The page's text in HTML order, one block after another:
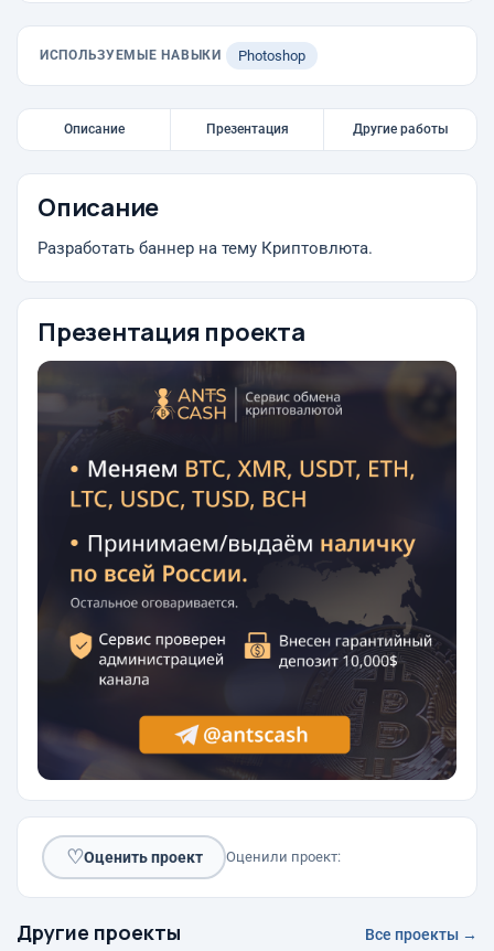
ИСПОЛЬЗУЕМЫЕ НАВЫКИ Photoshop
Описание Презентация Другие работы
Описание
Разработать баннер на тему Криптовлюта.
Презентация проекта
♡Оценить проект Оценили проект:
Другие проекты Все проекты →